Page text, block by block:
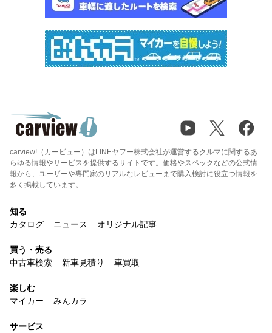
carview!（カービュー）はLINEヤフー株式会社が運営するクルマに関するあ
らゆる情報やサービスを提供するサイトです。価格やスペックなどの公式情
報から、ユーザーや専門家のリアルなレビューまで購入検討に役立つ情報を
多く掲載しています。
知る
カタログ
ニュース オリジナル記事
買う・売る
中古車検索
新車見積り 車買取
楽しむ
マイカー
みんカラ
サービス